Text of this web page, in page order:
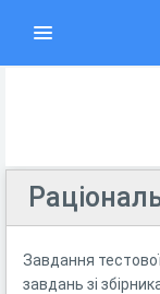
Завдання
завдань зі